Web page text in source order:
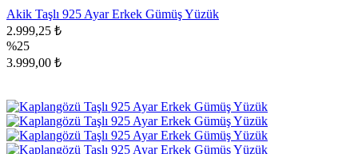
Akik Taşlı 925 Ayar Erkek Gümüş Yüzük
2.999,25 ₺
%25
3.999,00 ₺